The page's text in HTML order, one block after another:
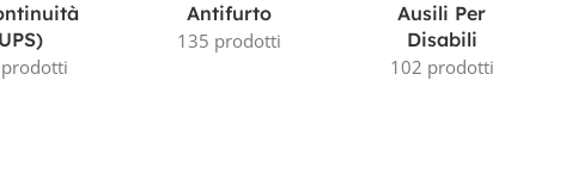
Antifurto
135 prodotti
Ausili Per
Disabili
102 prodotti